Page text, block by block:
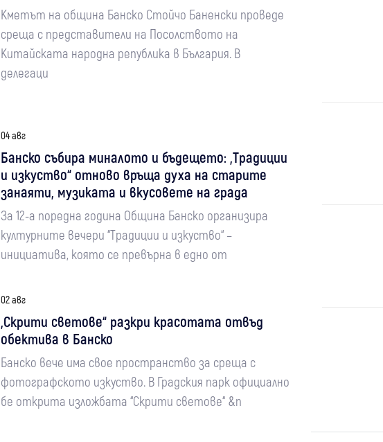
Кметът на община Банско Стойчо Баненски проведе
среща с представители на Посолството на
Китайската народна република в България. В
делегаци
04 авг
Банско събира миналото и бъдещето: „Традиции
и изкуство“ отново връща духа на старите
занаяти, музиката и вкусовете на града
За 12-а поредна година Община Банско организира
културните вечери “Традиции и изкуство“ –
инициатива, която се превърна в едно от
02 авг
„Скрити светове“ разкри красотата отвъд
обектива в Банско
Банско вече има свое пространство за среща с
фотографското изкуство. В Градския парк официално
бе открита изложбата “Скрити светове“ &n